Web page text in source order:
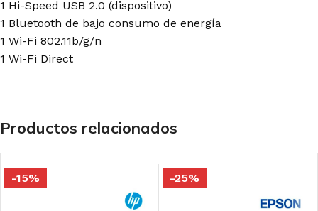
1 Hi-Speed USB 2.0 (dispositivo)
1 Bluetooth de bajo consumo de energía
1 Wi-Fi 802.11b/g/n
1 Wi-Fi Direct
Productos relacionados
-15% -25%